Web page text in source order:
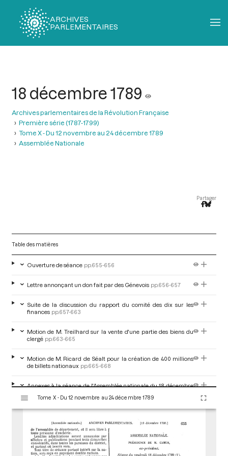
ARCHIVES
PARLEMENTAIRES
18 décembre 1789
Archives parlementaires de la Révolution Française
Première série (1787-1799)
Tome X - Du 12 novembre au 24 décembre 1789
Assemblée Nationale
Partager
Table des matières
Ouverture de séance pp.655-656
Lettre annonçant un don fait par des Génevois pp.656-657
Suite de la discussion du rapport du comité des dix sur les
finances pp.657-663
Motion de M. Treilhard sur la vente d'une partie des biens du
clergé pp.663-665
Motion de M. Ricard de Séalt pour la création de 400 millions
de billets nationaux pp.665-668
Annexes à la séance de l'Assemblée nationale du 18 décembre
s
Tome X - Du 12 novembre au 24 décembre 1789